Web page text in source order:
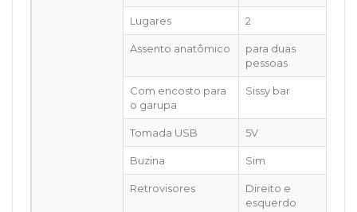
Lugares 2
Assento anatômico
para duas
pessoas
Com encosto para
o garupa
Sissy bar
Tomada USB 5V
Buzina Sim
Retrovisores
Direito e
esquerdo